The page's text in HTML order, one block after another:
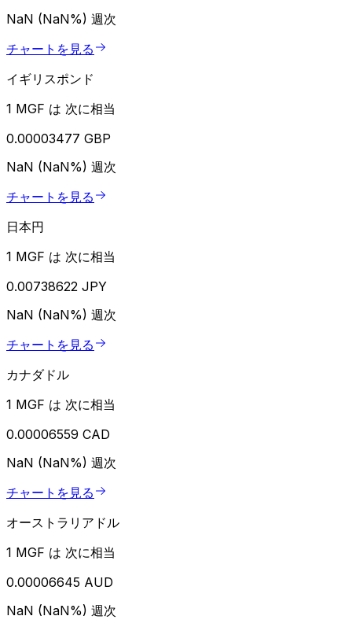
NaN (NaN%) 週次
チャートを見る
イギリスポンド
1 MGF は 次に相当
0.00003477 GBP
NaN (NaN%) 週次
チャートを見る
日本円
1 MGF は 次に相当
0.00738622 JPY
NaN (NaN%) 週次
チャートを見る
カナダドル
1 MGF は 次に相当
0.00006559 CAD
NaN (NaN%) 週次
チャートを見る
オーストラリアドル
1 MGF は 次に相当
0.00006645 AUD
NaN (NaN%) 週次